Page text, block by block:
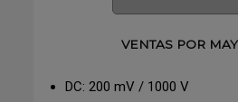
VENTAS POR
DC: 200 mV / 1000 V